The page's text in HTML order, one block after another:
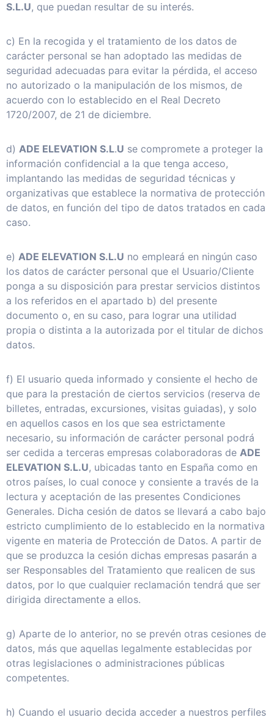
S.L.U, que puedan resultar de su interés.
c) En la recogida y el tratamiento de los datos de
carácter personal se han adoptado las medidas de
seguridad adecuadas para evitar la pérdida, el acceso
no autorizado o la manipulación de los mismos, de
acuerdo con lo establecido en el Real Decreto
1720/2007, de 21 de diciembre.
d) ADE ELEVATION S.L.U se compromete a proteger la
información confidencial a la que tenga acceso,
implantando las medidas de seguridad técnicas y
organizativas que establece la normativa de protección
de datos, en función del tipo de datos tratados en cada
caso.
e) ADE ELEVATION S.L.U no empleará en ningún caso
los datos de carácter personal que el Usuario/Cliente
ponga a su disposición para prestar servicios distintos
a los referidos en el apartado b) del presente
documento o, en su caso, para lograr una utilidad
propia o distinta a la autorizada por el titular de dichos
datos.
f) El usuario queda informado y consiente el hecho de
que para la prestación de ciertos servicios (reserva de
billetes, entradas, excursiones, visitas guiadas), y solo
en aquellos casos en los que sea estrictamente
necesario, su información de carácter personal podrá
ser cedida a terceras empresas colaboradoras de ADE
ELEVATION S.L.U, ubicadas tanto en España como en
otros países, lo cual conoce y consiente a través de la
lectura y aceptación de las presentes Condiciones
Generales. Dicha cesión de datos se llevará a cabo bajo
estricto cumplimiento de lo establecido en la normativa
vigente en materia de Protección de Datos. A partir de
que se produzca la cesión dichas empresas pasarán a
ser Responsables del Tratamiento que realicen de sus
datos, por lo que cualquier reclamación tendrá que ser
dirigida directamente a ellos.
g) Aparte de lo anterior, no se prevén otras cesiones de
datos, más que aquellas legalmente establecidas por
otras legislaciones o administraciones públicas
competentes.
h) Cuando el usuario decida acceder a nuestros perfiles